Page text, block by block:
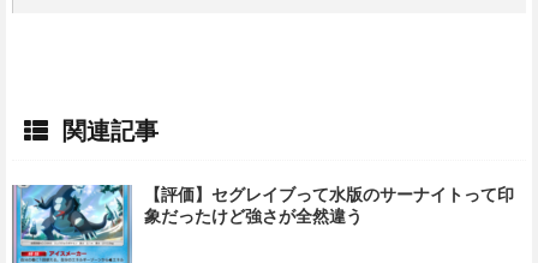
関連記事
【評価】セグレイブって水版のサーナイトって印
象だったけど強さが全然違う